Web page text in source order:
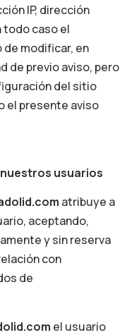
IP, dirección
todo caso el
modificar, en
de previo aviso, pero
del sitio
el presente aviso
usuarios
atribuye a
aceptando,
y sin reserva
con
de
el usuario